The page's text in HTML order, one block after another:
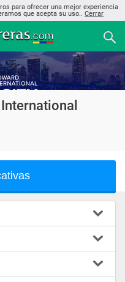
para ofrecer una mejor experiencia
que acepta su uso.. Cerrar